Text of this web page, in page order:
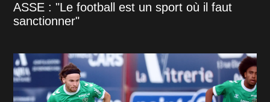
ASSE : "Le football est un sport où il faut
sanctionner"